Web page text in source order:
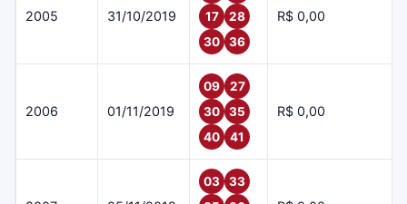
2005 31/10/2019
17
28
30
36
R$ 0,00
2006 01/11/2019
09
27
30
35
40
41
R$ 0,00
03
33